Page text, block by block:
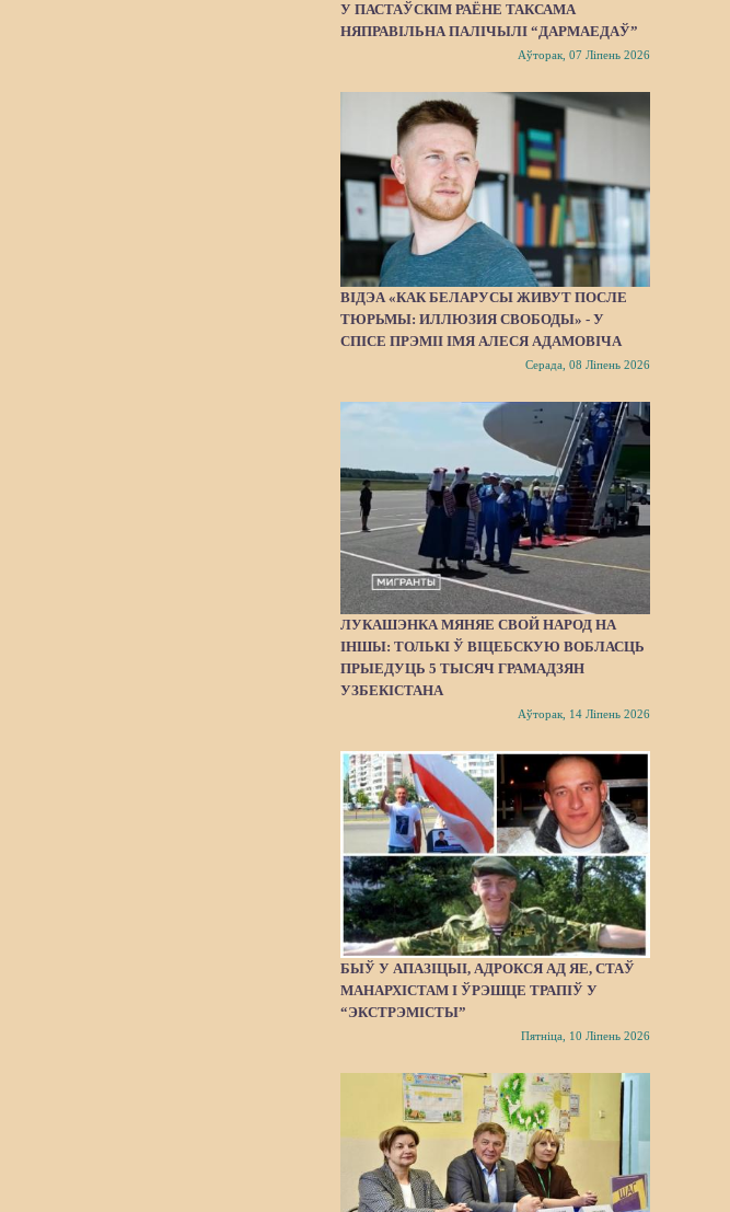
У ПАСТАЎСКІМ РАЁНЕ ТАКСАМА
НЯПРАВІЛЬНА ПАЛІЧЫЛІ “ДАРМАЕДАЎ”
Аўторак, 07 Ліпень 2026
ВІДЭА «КАК БЕЛАРУСЫ ЖИВУТ ПОСЛЕ
ТЮРЬМЫ: ИЛЛЮЗИЯ СВОБОДЫ» - У
СПІСЕ ПРЭМІІ ІМЯ АЛЕСЯ АДАМОВІЧА
Серада, 08 Ліпень 2026
ЛУКАШЭНКА МЯНЯЕ СВОЙ НАРОД НА
ІНШЫ: ТОЛЬКІ Ў ВІЦЕБСКУЮ ВОБЛАСЦЬ
ПРЫЕДУЦЬ 5 ТЫСЯЧ ГРАМАДЗЯН
УЗБЕКІСТАНА
Аўторак, 14 Ліпень 2026
БЫЎ У АПАЗІЦЫІ, АДРОКСЯ АД ЯЕ, СТАЎ
МАНАРХІСТАМ І ЎРЭШЦЕ ТРАПІЎ У
“ЭКСТРЭМІСТЫ”
Пятніца, 10 Ліпень 2026